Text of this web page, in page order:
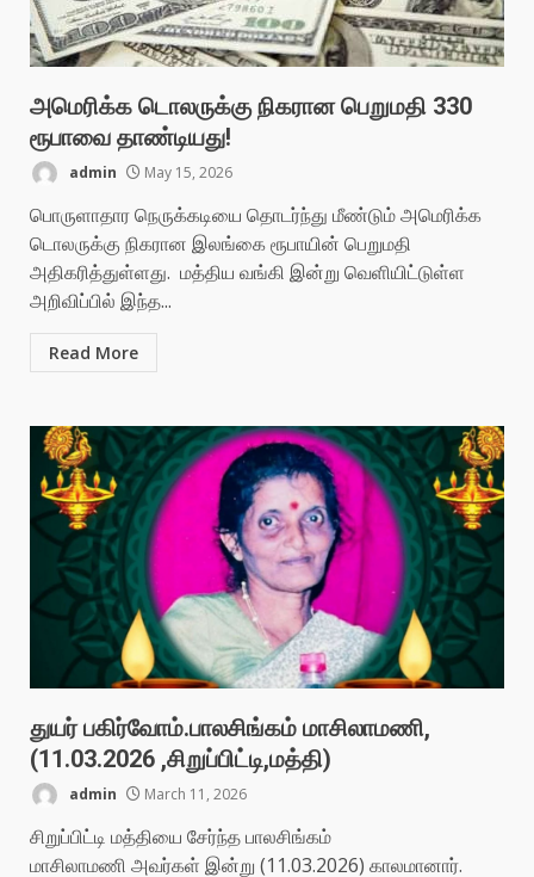
அமெரிக்க டொலருக்கு நிகரான பெறுமதி 330
ரூபாவை தாண்டியது!
admin May 15, 2026
பொருளாதார நெருக்கடியை தொடர்ந்து மீண்டும் அமெரிக்க
டொலருக்கு நிகரான இலங்கை ரூபாயின் பெறுமதி
அதிகரித்துள்ளது. மத்திய வங்கி இன்று வெளியிட்டுள்ள
அறிவிப்பில் இந்த...
Read More
துயர் பகிர்வோம்.பாலசிங்கம் மாசிலாமணி,
(11.03.2026 ,சிறுப்பிட்டி,மத்தி)
admin March 11, 2026
சிறுப்பிட்டி மத்தியை சேர்ந்த பாலசிங்கம்
மாசிலாமணி அவர்கள் இன்று (11.03.2026) காலமானார்.